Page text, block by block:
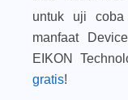
untuk uji
manfaat
EIKON
gratis!